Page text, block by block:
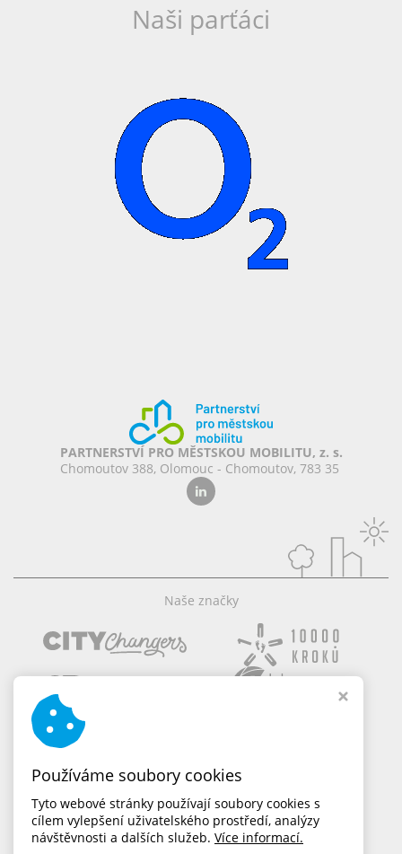
Naši parťáci
PARTNERSTVÍ PRO MĚSTSKOU MOBILITU, z. s.
Chomoutov 388, Olomouc - Chomoutov, 783 35
Naše značky
Používáme soubory cookies
Tyto webové stránky používají soubory cookies s
cílem vylepšení uživatelského prostředí, analýzy
návštěvnosti a dalších služeb. Více informací.